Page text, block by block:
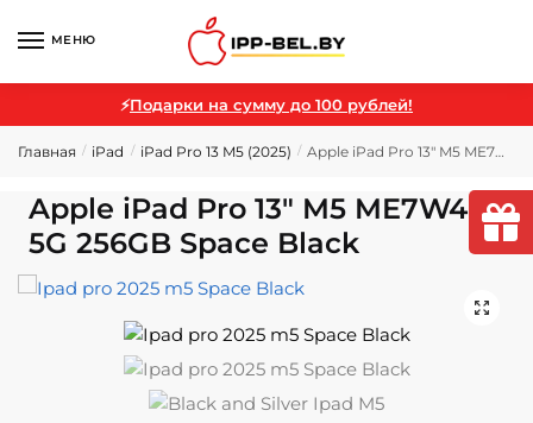
МЕНЮ
⚡Подарки на сумму до 100 рублей!
Главная / iPad / iPad Pro 13 M5 (2025) / Apple iPad Pro 13″ M5 ME7W4 5G 256GB Space Black
Apple iPad Pro 13″ M5 ME7W4
5G 256GB Space Black
🔍